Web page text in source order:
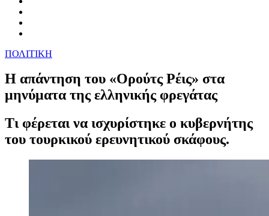
ΠΟΛΙΤΙΚΗ
Η απάντηση του «Ορούτς Ρέις» στα
μηνύματα της ελληνικής φρεγάτας
Τι φέρεται να ισχυρίστηκε ο κυβερνήτης
του τουρκικού ερευνητικού σκάφους.